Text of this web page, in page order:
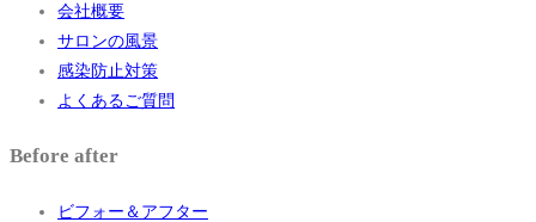
会社概要
サロンの風景
感染防止対策
よくあるご質問
Before after
ビフォー＆アフター